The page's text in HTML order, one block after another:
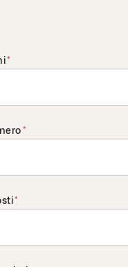
*
*
*